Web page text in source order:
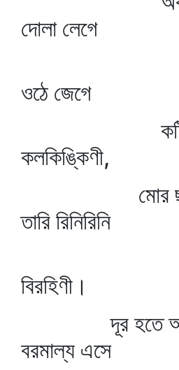
দোলা লেগে
ক্ষণে
ওঠে জেগে
কলকিঙ্কিণী,
মোর ছন্দে
তারি রিনিরিনি
বিরহিণী।
দূর হতে
বরমাল্য এসে